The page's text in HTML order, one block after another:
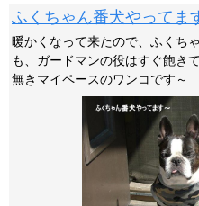
ふくちゃん番犬やってま
暖かくなって来たので、ふくち
も、ガードマンの役はすぐ飽き
無きマイペースのワンコです～